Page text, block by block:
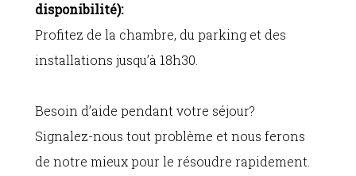
disponibilité):
Profitez de la chambre, du parking et des
installations jusqu’à 18h30.
Besoin d’aide pendant votre séjour?
Signalez-nous tout problème et nous ferons
de notre mieux pour le résoudre rapidement.